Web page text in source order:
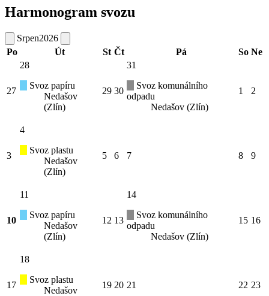
Harmonogram svozu
Srpen2026
Po
Út St Čt Pá So Ne
27
28
Svoz papíru
Nedašov
(Zlín)
29 30
31
Svoz komunálního
odpadu
Nedašov (Zlín)
1 2
3
4
Svoz plastu
Nedašov
(Zlín)
5 6 7 8 9
10
11
Svoz papíru
Nedašov
(Zlín)
12 13
14
Svoz komunálního
odpadu
Nedašov (Zlín)
15 16
17
18
Svoz plastu
Nedašov
19 20 21 22 23